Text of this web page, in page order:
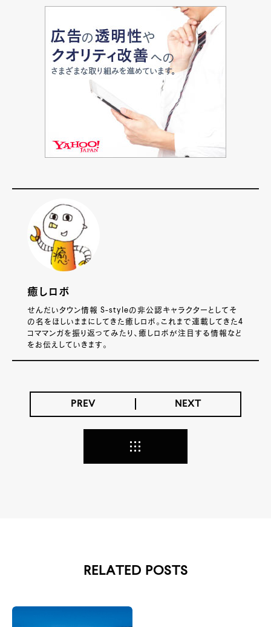
癒しロボ
せんだいタウン情報 S-styleの非公認キャラクターとしてそ
の名をほしいままにしてきた癒しロボ。これまで連載してきた4
コママンガを振り返ってみたり、癒しロボが注目する情報など
をお伝えしていきます。
PREV NEXT
RELATED POSTS